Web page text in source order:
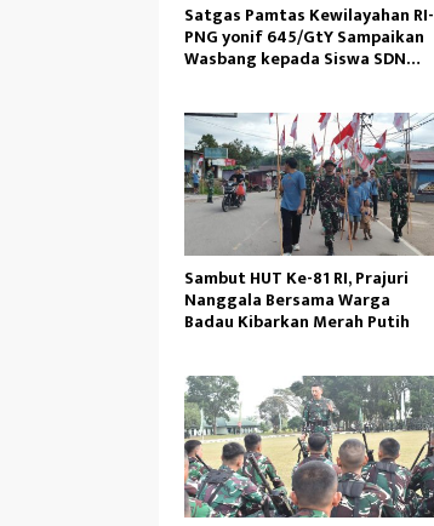
Satgas Pamtas Kewilayahan RI-
PNG yonif 645/GtY Sampaikan
Wasbang kepada Siswa SDN
Sambut HUT Ke-81 RI, Prajuri
Nanggala Bersama Warga
Badau Kibarkan Merah Putih